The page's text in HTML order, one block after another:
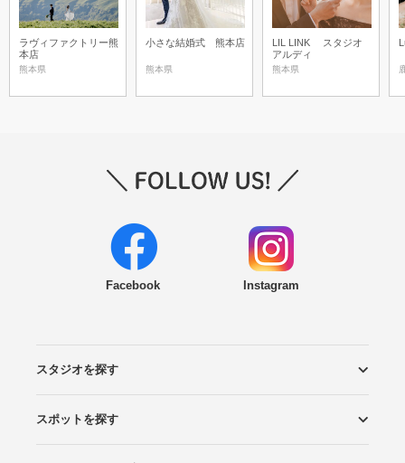
ラヴィファクトリー熊
本店
熊本県
小さな結婚式 熊本店
熊本県
LIL LINK スタジオ
アルディ
熊本県
Facebook Instagram
スタジオを探す
エリアから探す
こだわりから探す
NEW PHOTO STYLE
プランから探す
フォトタイプ診断
フォトグラファーから探す
国内リゾートから探す
スポットを探す